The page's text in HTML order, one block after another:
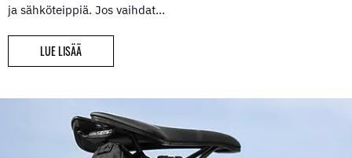
ja sähköteippiä. Jos vaihdat…
LUE LISÄÄ